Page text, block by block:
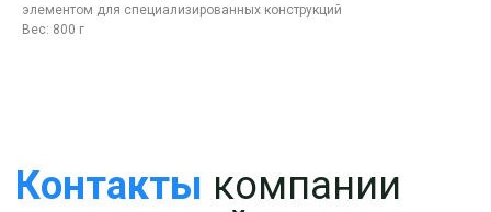
элементом для специализированных конструкций
Вес: 800 г